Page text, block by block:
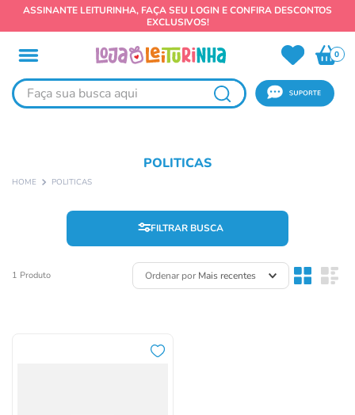
ASSINANTE LEITURINHA, FAÇA SEU LOGIN E CONFIRA DESCONTOS
EXCLUSIVOS!
0
Faça sua busca aqui
POLITICAS
POLITICAS
FILTRAR
1 Produto Ordenar por Mais recentes